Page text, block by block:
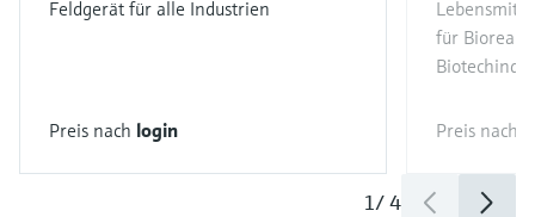
Feldgerät für alle Industrien
Preis nach login
für
Preis nach
1/4